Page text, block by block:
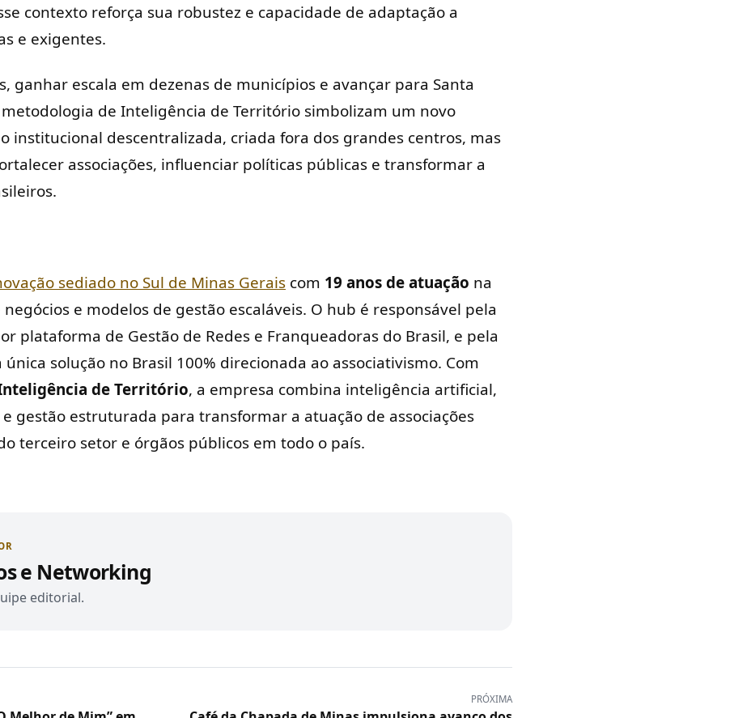
contexto reforça sua robustez e capacidade de adaptação a
e exigentes.
ganhar escala em dezenas de municípios e avançar para Santa
metodologia de Inteligência de Território simbolizam um novo
institucional descentralizada, criada fora dos grandes centros, mas
associações, influenciar políticas públicas e transformar a
sediado no Sul de Minas Gerais com 19 anos de atuação na
e modelos de gestão escaláveis. O hub é responsável pela
plataforma de Gestão de Redes e Franqueadoras do Brasil, e pela
única solução no Brasil 100% direcionada ao associativismo. Com
de Território, a empresa combina inteligência artificial,
gestão estruturada para transformar a atuação de associações
terceiro setor e órgãos públicos em todo o país.
e Networking
editorial.
PRÓXIMA